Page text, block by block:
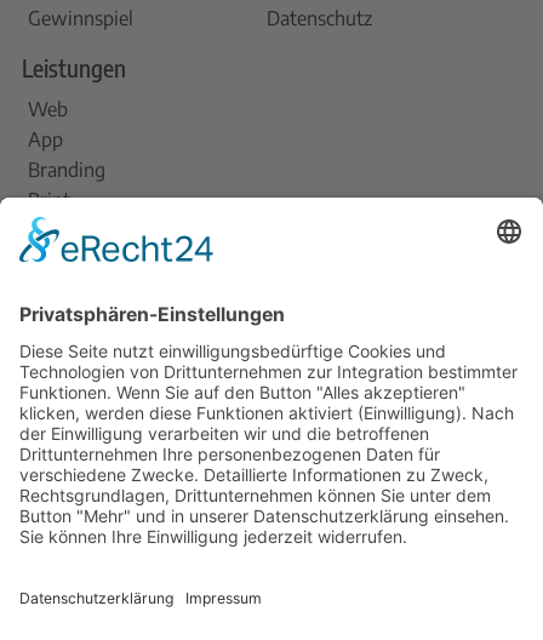
Gewinnspiel
Datenschutz
Leistungen
Web
App
Branding
Print
Am Dovensee 7, 23568 Lübeck
0451 305032 60